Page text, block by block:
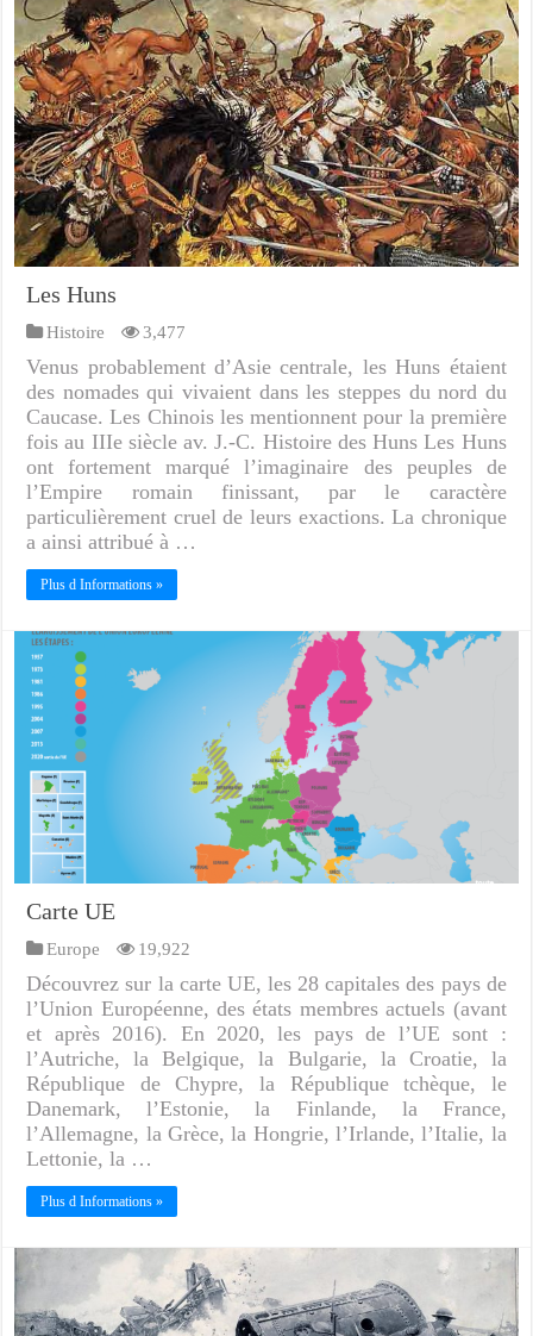
Les Huns
Histoire 3,477
Venus probablement d’Asie centrale, les Huns étaient
des nomades qui vivaient dans les steppes du nord du
Caucase. Les Chinois les mentionnent pour la première
fois au IIIe siècle av. J.-C. Histoire des Huns Les Huns
ont fortement marqué l’imaginaire des peuples de
l’Empire romain finissant, par le caractère
particulièrement cruel de leurs exactions. La chronique
a ainsi attribué à …
Plus d Informations »
Carte UE
Europe 19,922
Découvrez sur la carte UE, les 28 capitales des pays de
l’Union Européenne, des états membres actuels (avant
et après 2016). En 2020, les pays de l’UE sont :
l’Autriche, la Belgique, la Bulgarie, la Croatie, la
République de Chypre, la République tchèque, le
Danemark, l’Estonie, la Finlande, la France,
l’Allemagne, la Grèce, la Hongrie, l’Irlande, l’Italie, la
Lettonie, la …
Plus d Informations »